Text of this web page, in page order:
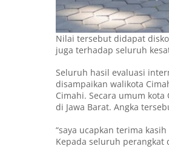
Nilai tersebut didapat
juga terhadap seluruh
Seluruh hasil evaluasi
disampaikan walikota
Cimahi. Secara umum
di Jawa Barat. Angka
“saya ucapkan terima
Kepada seluruh perangkat